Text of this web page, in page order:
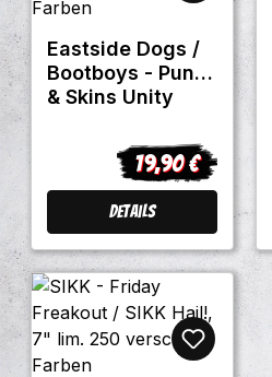
Eastside Dogs /
Bootboys - Punx
& Skins Unity
lim. 300 versch.
Regulärer Preis:
19,90 €
Details